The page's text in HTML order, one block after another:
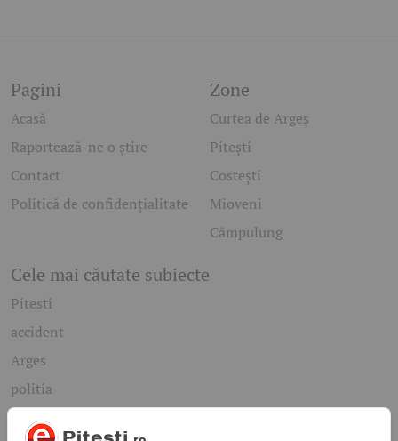
Pagini
Acasă
Raportează-ne o știre
Contact
Politică de confidențialitate
Zone
Curtea de Argeș
Pitești
Costești
Mioveni
Câmpulung
Cele mai căutate subiecte
Pitesti
accident
Arges
politia
mioveni